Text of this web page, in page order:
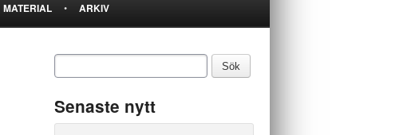
MATERIAL • ARKIV
Senaste nytt